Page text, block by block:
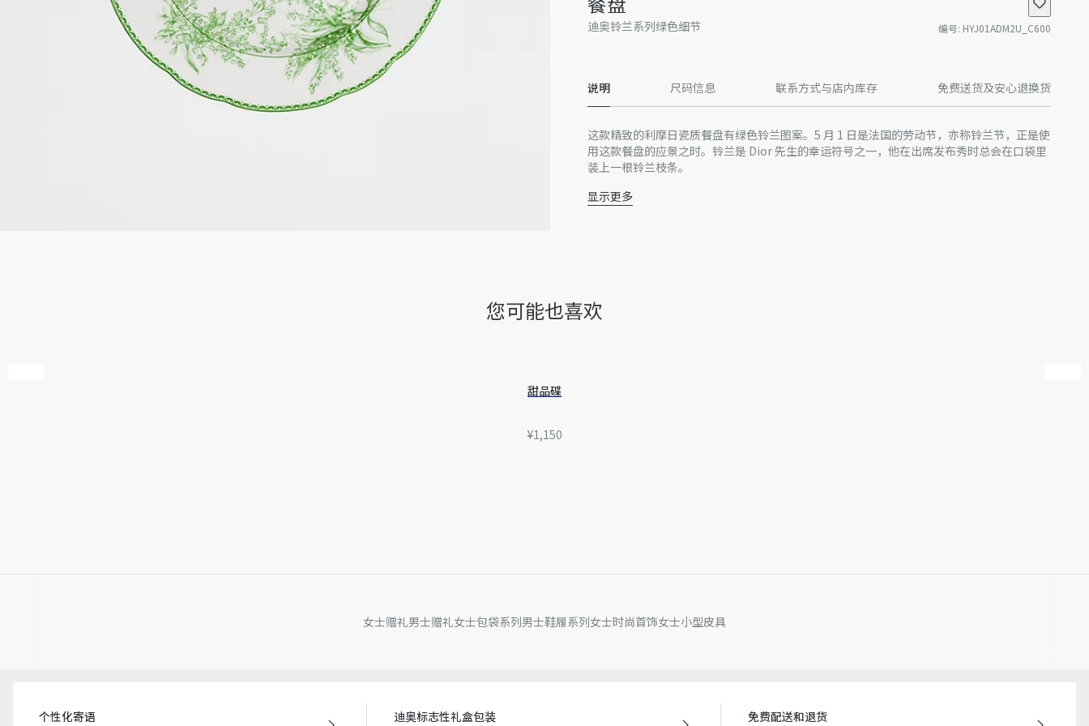
迪奥铃兰系列绿色细节 编号: HYJ01ADM2U_C600
说明 尺码信息 联系方式与店内库存 免费送货及安心退换货
这款精致的利摩日瓷质餐盘有绿色铃兰图案。5 月 1 日是法国的劳动节，亦称铃兰节，正是使
用这款餐盘的应景之时。铃兰是 Dior 先生的幸运符号之一，他在出席发布秀时总会在口袋里
装上一根铃兰枝条。
瓷
量误差或其他细节误差，网站展示的产品图片可能与产品实际外观不一致，以产品实物为
显示更多
您可能也喜欢
甜品碟
¥1,150
女士赠礼男士赠礼女士包袋系列男士鞋履系列女士时尚首饰女士小型皮具
个性化寄语
迪奥标志性礼盒包装
免费配送和退货